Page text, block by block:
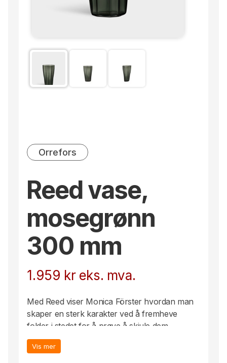
Orrefors
Reed vase,
mosegrønn
300 mm
1.959 kr eks. mva.
Med Reed viser Monica Förster hvordan man
skaper en sterk karakter ved å fremheve
folder i stedet for å prøve å skjule dem.
Overført til glass gir det en følelse av forsiktig
bevegelse i det harde glasset. Vasen er blåst i
Vis mer